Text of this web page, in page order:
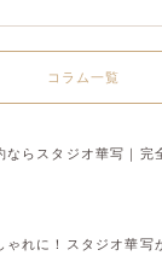
ならスタジオ華写｜完
コラム一覧
ゃれに！スタジオ華写